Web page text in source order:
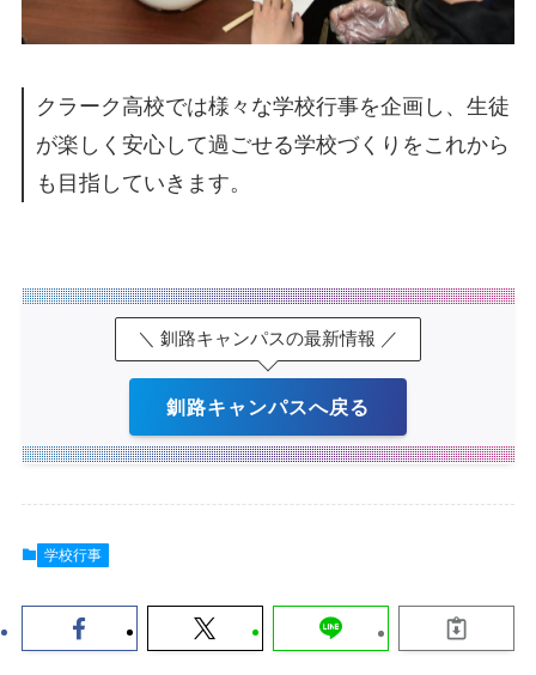
クラーク高校では様々な学校行事を企画し、生徒
が楽しく安心して過ごせる学校づくりをこれから
も目指していきます。
＼ 釧路キャンパスの最新情報 ／
釧路キャンパスへ戻る
学校行事